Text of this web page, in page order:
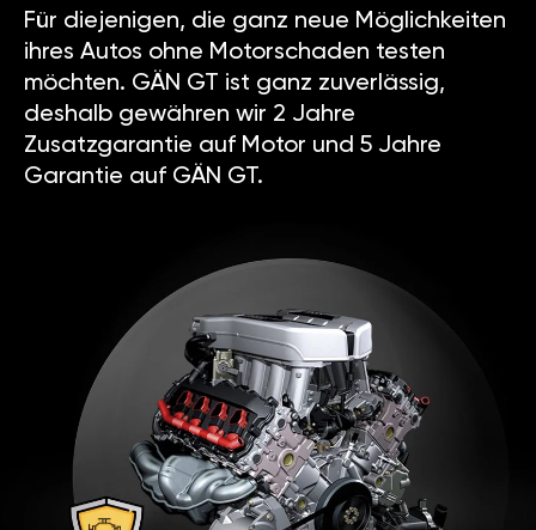
Für diejenigen, die ganz neue Möglichkeiten
ihres Autos ohne Motorschaden testen
möchten. GÄN GT ist ganz zuverlässig,
deshalb gewähren wir 2 Jahre
Zusatzgarantie auf Motor und 5 Jahre
Garantie auf GÄN GT.